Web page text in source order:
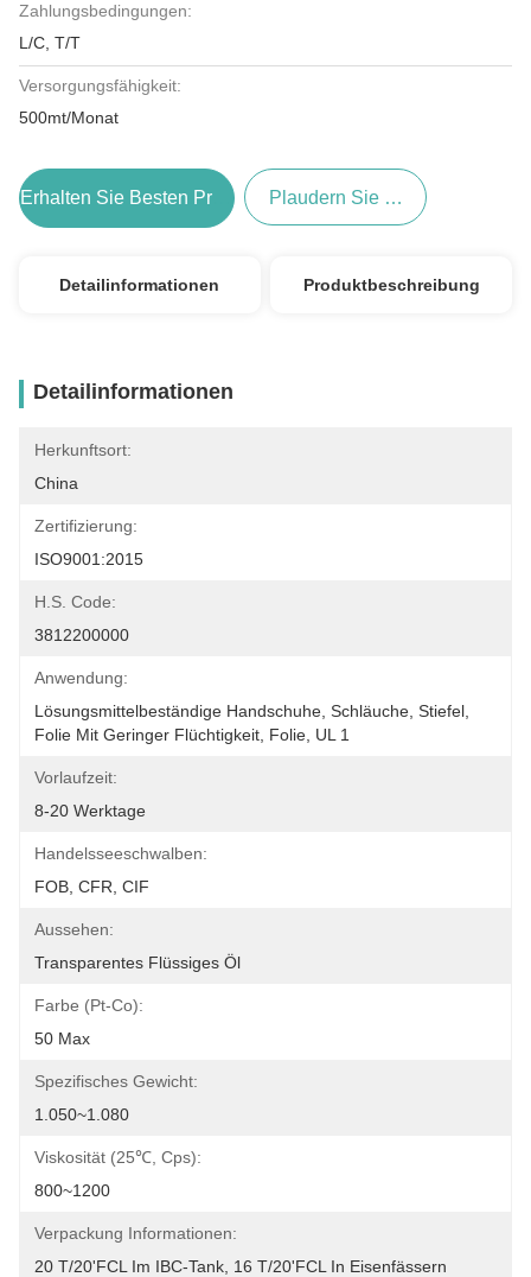
Zahlungsbedingungen:
L/C, T/T
Versorgungsfähigkeit:
500mt/Monat
Plaudern Sie Jetzt
Detailinformationen Produktbeschreibung
Detailinformationen
Herkunftsort:
China
Zertifizierung:
ISO9001:2015
H.S. Code:
3812200000
Anwendung:
Lösungsmittelbeständige Handschuhe, Schläuche, Stiefel,
Folie Mit Geringer Flüchtigkeit, Folie, UL 1
Vorlaufzeit:
8-20 Werktage
Handelsseeschwalben:
FOB, CFR, CIF
Aussehen:
Transparentes Flüssiges Öl
Farbe (Pt-Co):
50 Max
Spezifisches Gewicht:
1.050~1.080
Viskosität (25℃, Cps):
800~1200
Verpackung Informationen:
20 T/20'FCL Im IBC-Tank, 16 T/20'FCL In Eisenfässern